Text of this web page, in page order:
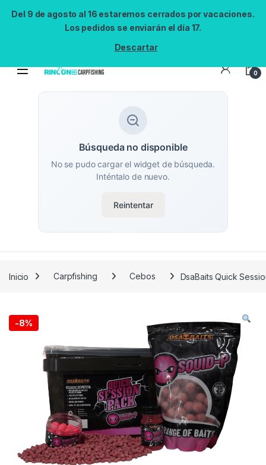
Del 9 de agosto al 16 estaremos cerrados por vacaciones.
Los pedidos se enviarán el día 17.
Descartar
0
Búsqueda no disponible
No se pudo cargar el widget de búsqueda.
Inténtalo de nuevo.
Reintentar
Inicio Carpfishing Cebos DsaBaits Quick
-8%